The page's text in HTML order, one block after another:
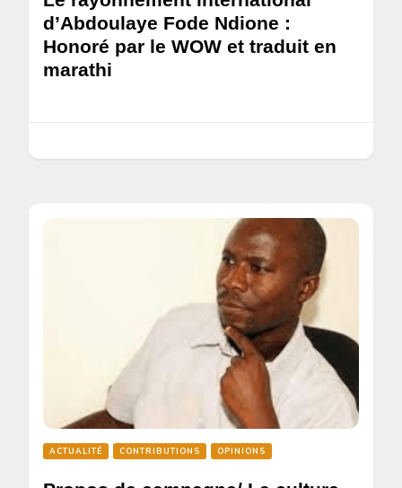
d’Abdoulaye Fode Ndione :
Honoré par le WOW et traduit en
marathi
ACTUALITÉ CONTRIBUTIONS OPINIONS